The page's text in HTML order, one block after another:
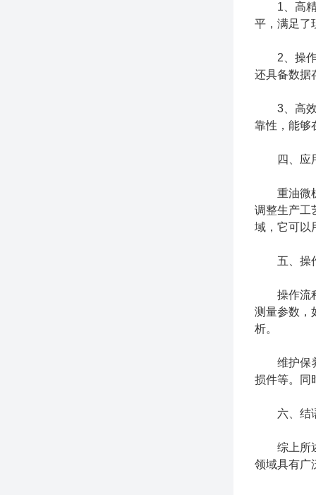
1、高精
平，满足了
2、操作
还具备数据
3、高效
靠性，能够
四、应
重油微机
调整生产工
域，它可以
五、操
操作流程
测量参数，
析。
维护保养
损件等。同
六、结
综上所述
领域具有广